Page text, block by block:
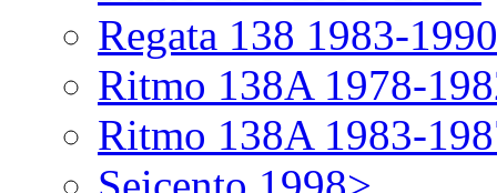
Regata 138 1983-1990
Ritmo 138A 1978-
Ritmo 138A 1983-